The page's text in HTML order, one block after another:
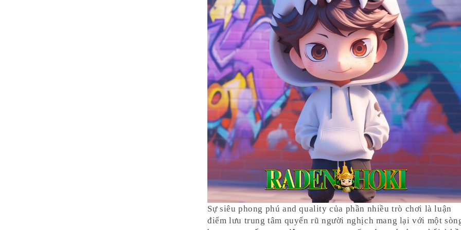
Sự siêu phong phú and quality của phần nhiều trò chơi là luận
điểm lưu trung tâm quyến rũ người nghịch mang lại với một